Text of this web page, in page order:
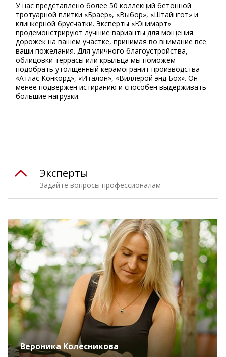
У нас представлено более 50 коллекций бетонной
тротуарной плитки «Браер», «Выбор», «Штайнгот» и
клинкерной брусчатки. Эксперты «Юнимарт»
продемонстрируют лучшие варианты для мощения
дорожек на вашем участке, принимая во внимание все
ваши пожелания. Для уличного благоустройства,
облицовки террасы или крыльца мы поможем
подобрать утолщенный керамогранит производства
«Атлас Конкорд», «Италон», «Виллерой энд Бох». Он
менее подвержен истиранию и способен выдерживать
большие нагрузки.
Задайте вопросы профессионалам
Эксперты
Вероника Колесникова